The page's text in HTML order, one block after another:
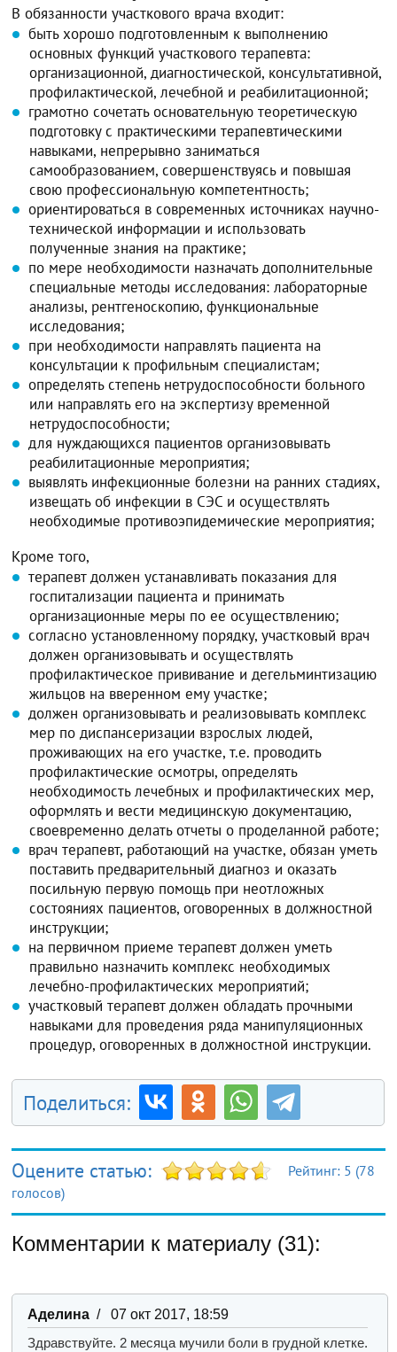
В обязанности участкового врача входит:
быть хорошо подготовленным к выполнению
основных функций участкового терапевта:
организационной, диагностической, консультативной,
профилактической, лечебной и реабилитационной;
грамотно сочетать основательную теоретическую
подготовку с практическими терапевтическими
навыками, непрерывно заниматься
самообразованием, совершенствуясь и повышая
свою профессиональную компетентность;
ориентироваться в современных источниках научно-
технической информации и использовать
полученные знания на практике;
по мере необходимости назначать дополнительные
специальные методы исследования: лабораторные
анализы, рентгеноскопию, функциональные
исследования;
при необходимости направлять пациента на
консультации к профильным специалистам;
определять степень нетрудоспособности больного
или направлять его на экспертизу временной
нетрудоспособности;
для нуждающихся пациентов организовывать
реабилитационные мероприятия;
выявлять инфекционные болезни на ранних стадиях,
извещать об инфекции в СЭС и осуществлять
необходимые противоэпидемические мероприятия;
Кроме того,
терапевт должен устанавливать показания для
госпитализации пациента и принимать
организационные меры по ее осуществлению;
согласно установленному порядку, участковый врач
должен организовывать и осуществлять
профилактическое прививание и дегельминтизацию
жильцов на вверенном ему участке;
должен организовывать и реализовывать комплекс
мер по диспансеризации взрослых людей,
проживающих на его участке, т.е. проводить
профилактические осмотры, определять
необходимость лечебных и профилактических мер,
оформлять и вести медицинскую документацию,
своевременно делать отчеты о проделанной работе;
врач терапевт, работающий на участке, обязан уметь
поставить предварительный диагноз и оказать
посильную первую помощь при неотложных
состояниях пациентов, оговоренных в должностной
инструкции;
на первичном приеме терапевт должен уметь
правильно назначить комплекс необходимых
лечебно-профилактических мероприятий;
участковый терапевт должен обладать прочными
навыками для проведения ряда манипуляционных
процедур, оговоренных в должностной инструкции.
Поделиться:
Оцените статью: Рейтинг: 5 (78
голосов)
Комментарии к материалу (31):
Аделина/ 07 окт 2017, 18:59
Здравствуйте. 2 месяца мучили боли в грудной клетке.